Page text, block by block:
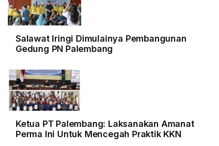
Salawat Iringi Dimulainya Pembangunan
Gedung PN Palembang
Ketua PT Palembang: Laksanakan Amanat
Perma Ini Untuk Mencegah Praktik KKN